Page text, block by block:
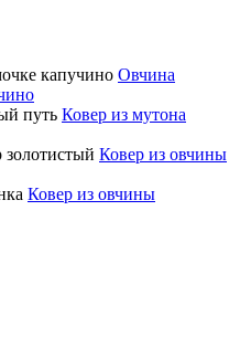
Овчина
Ковер из мутона
Ковер из овчины
Ковер из овчины